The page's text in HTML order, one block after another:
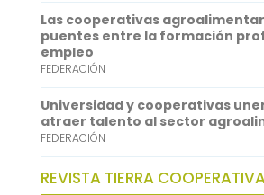
Las cooperativas
puentes entre la formación
empleo
FEDERACIÓN
Universidad y cooperativas
atraer talento al sector
FEDERACIÓN
REVISTA TIERRA